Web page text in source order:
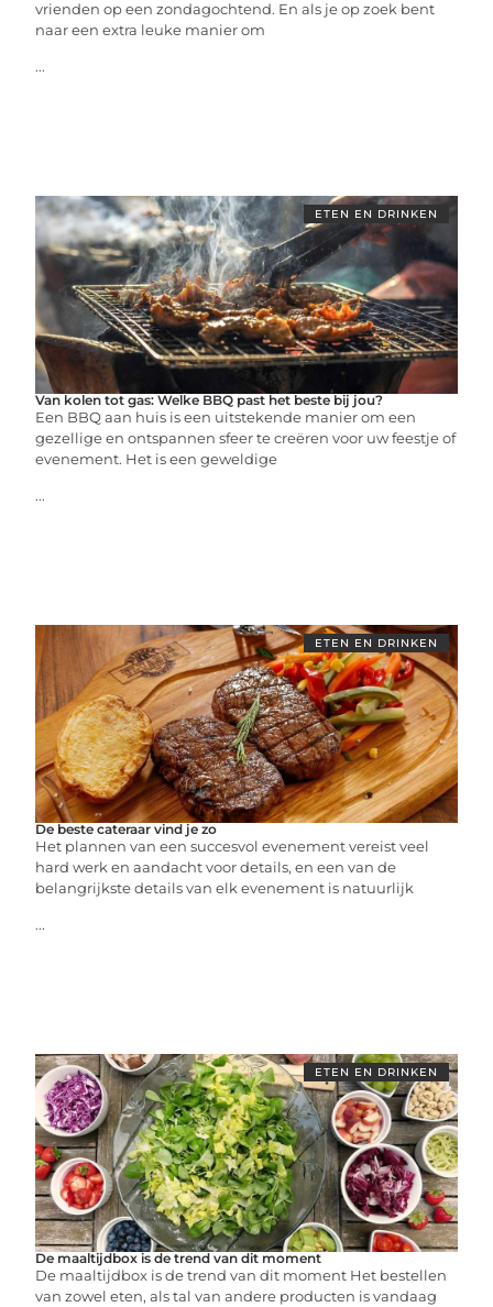
vrienden op een zondagochtend. En als je op zoek bent
naar een extra leuke manier om
...
ETEN EN DRINKEN
Van kolen tot gas: Welke BBQ past het beste bij jou?
Een BBQ aan huis is een uitstekende manier om een
gezellige en ontspannen sfeer te creëren voor uw feestje of
evenement. Het is een geweldige
...
ETEN EN DRINKEN
De beste cateraar vind je zo
Het plannen van een succesvol evenement vereist veel
hard werk en aandacht voor details, en een van de
belangrijkste details van elk evenement is natuurlijk
...
ETEN EN DRINKEN
De maaltijdbox is de trend van dit moment
De maaltijdbox is de trend van dit moment Het bestellen
van zowel eten, als tal van andere producten is vandaag